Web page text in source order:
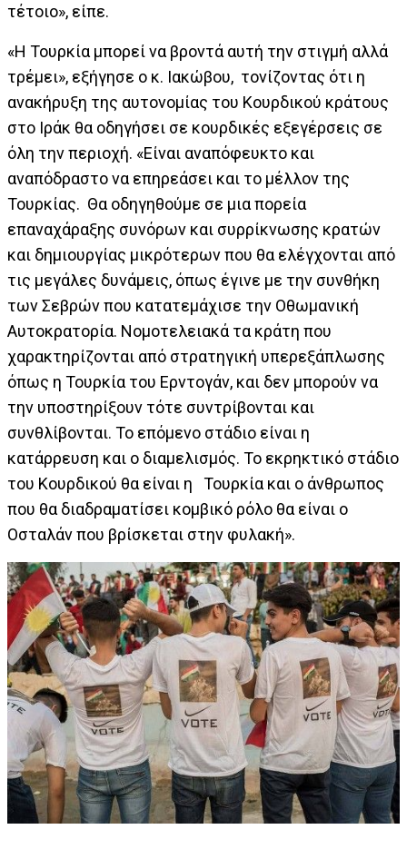
τέτοιο», είπε.
«Η Τουρκία μπορεί να βροντά αυτή την στιγμή αλλά
τρέμει», εξήγησε ο κ. Ιακώβου, τονίζοντας ότι η
ανακήρυξη της αυτονομίας του Κουρδικού κράτους
στο Ιράκ θα οδηγήσει σε κουρδικές εξεγέρσεις σε
όλη την περιοχή. «Είναι αναπόφευκτο και
αναπόδραστο να επηρεάσει και το μέλλον της
Τουρκίας. Θα οδηγηθούμε σε μια πορεία
επαναχάραξης συνόρων και συρρίκνωσης κρατών
και δημιουργίας μικρότερων που θα ελέγχονται από
τις μεγάλες δυνάμεις, όπως έγινε με την συνθήκη
των Σεβρών που κατατεμάχισε την Οθωμανική
Αυτοκρατορία. Νομοτελειακά τα κράτη που
χαρακτηρίζονται από στρατηγική υπερεξάπλωσης
όπως η Τουρκία του Ερντογάν, και δεν μπορούν να
την υποστηρίξουν τότε συντρίβονται και
συνθλίβονται. Το επόμενο στάδιο είναι η
κατάρρευση και ο διαμελισμός. Το εκρηκτικό στάδιο
του Κουρδικού θα είναι η Τουρκία και ο άνθρωπος
που θα διαδραματίσει κομβικό ρόλο θα είναι ο
Οσταλάν που βρίσκεται στην φυλακή».